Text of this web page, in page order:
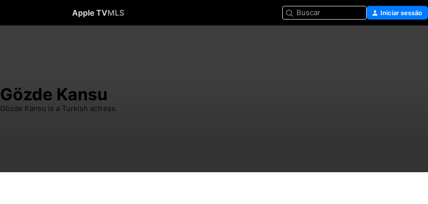
Apple TVMLS Buscar Iniciar sessão
Gözde Kansu
Gözde Kansu is a Turkish actress.